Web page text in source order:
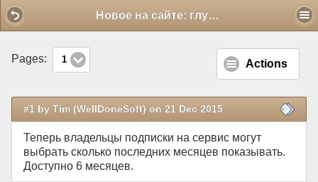
Новое на сайте: глубина истории
Pages: 1 Actions
#1 by Tim (WellDoneSoft) on 21 Dec 2015
Теперь владельцы подписки на сервис могут
выбрать сколько последних месяцев показывать.
Доступно 6 месяцев.